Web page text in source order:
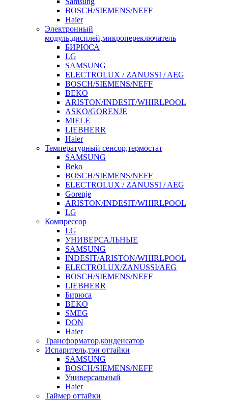
BOSCH/SIEMENS/NEFF
Haier
Электронный
модуль,дисплей,микропереключатель
БИРЮСА
LG
SAMSUNG
ELECTROLUX / ZANUSSI / AEG
BOSCH/SIEMENS/NEFF
BEKO
ARISTON/INDESIT/WHIRLPOOL
ASKO/GORENJE
MIELE
LIEBHERR
Haier
Температурный сенсор,термостат
SAMSUNG
Beko
BOSCH/SIEMENS/NEFF
ELECTROLUX / ZANUSSI / AEG
Gorenje
ARISTON/INDESIT/WHIRLPOOL
LG
Компрессор
LG
УНИВЕРСАЛЬНЫЕ
SAMSUNG
INDESIT/ARISTON/WHIRLPOOL
ELECTROLUX/ZANUSSI/AEG
BOSCH/SIEMENS/NEFF
LIEBHERR
Бирюса
BEKO
SMEG
DON
Haier
Трансформатор,конденсатор
Испаритель,тэн оттайки
SAMSUNG
BOSCH/SIEMENS/NEFF
Универсальный
Haier
Таймер оттайки